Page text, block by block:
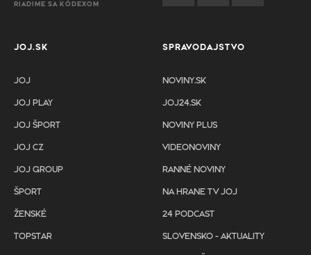
RIADIME SA KÓDEXOM
JOJ.SK
JOJ
JOJ PLAY
JOJ ŠPORT
JOJ CZ
JOJ GROUP
ŠPORT
ŽENSKÉ
TOPSTAR
SPRAVODAJSTVO
NOVINY.SK
JOJ24.SK
NOVINY PLUS
VIDEONOVINY
RANNÉ NOVINY
NA HRANE TV JOJ
24 PODCAST
SLOVENSKO - AKTUALITY